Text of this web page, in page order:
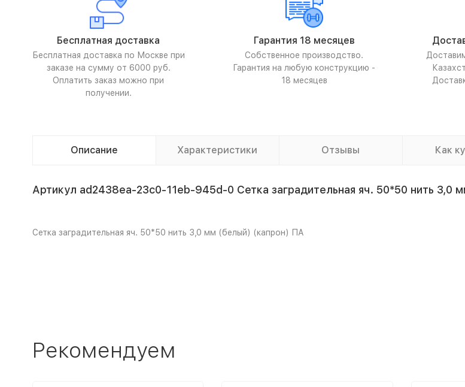
Бесплатная доставка
Бесплатная доставка по Москве при
заказе на сумму от 6000 руб.
Оплатить заказ можно при
получении.
Гарантия 18 месяцев
Собственное производство.
Гарантия на любую конструкцию -
18 месяцев
Описание Характеристики Отзывы Как
Артикул ad2438ea-23c0-11eb-945d-0 Сетка заградительная яч. 50*50 нить 3,0
Сетка заградительная яч. 50*50 нить 3,0 мм (белый) (капрон) ПА
Рекомендуем